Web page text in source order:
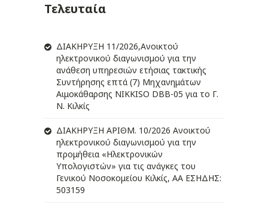
Τελευταία
ΔIΑΚΗΡΥΞΗ 11/2026,Ανοικτού
ηλεκτρονικού διαγωνισμού για την
ανάθεση υπηρεσιών ετήσιας τακτικής
Συντήρησης επτά (7) Μηχανημάτων
Αιμοκάθαρσης NIKKISO DBB-05 για το Γ.
Ν. Κιλκίς
ΔIΑΚΗΡΥΞΗ ΑΡIΘΜ. 10/2026 Ανοικτού
ηλεκτρονικού διαγωνισμού για την
προμήθεια «Ηλεκτρονικών
Υπολογιστών» για τις ανάγκες του
Γενικού Νοσοκομείου Κιλκίς, ΑΑ ΕΣΗΔΗΣ:
503159